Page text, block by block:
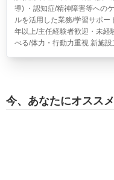
導) ・認知症/精神障害等への
ルを活用した業務/学習サポ
年以上/主任経験者歓迎・未経
べる/体力・行動力重視 新施設
今、あなたにオススメ